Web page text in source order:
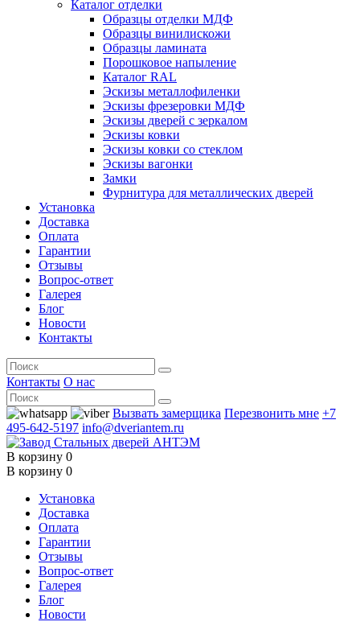
Каталог отделки
Образцы отделки МДФ
Образцы винилискожи
Образцы ламината
Порошковое напыление
Каталог RAL
Эскизы металлофиленки
Эскизы фрезеровки МДФ
Эскизы дверей с зеркалом
Эскизы ковки
Эскизы ковки со стеклом
Эскизы вагонки
Замки
Фурнитура для металлических дверей
Установка
Доставка
Оплата
Гарантии
Отзывы
Вопрос-ответ
Галерея
Блог
Новости
Контакты
Контакты О нас
Вызвать замерщика Перезвонить мне +7
495-642-5197 info@dveriantem.ru
В корзину 0
В корзину 0
Установка
Доставка
Оплата
Гарантии
Отзывы
Вопрос-ответ
Галерея
Блог
Новости